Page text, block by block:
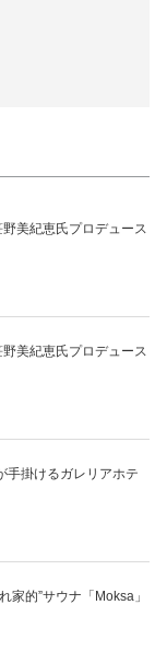
美紀恵氏プロデュース
美紀恵氏プロデュース
手掛けるガレリアホテ
家的”サウナ「Moksa」